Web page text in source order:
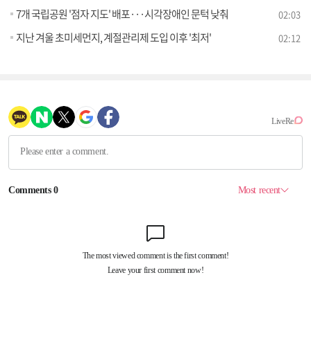
7개 국립공원 '점자 지도' 배포···시각장애인 문턱 낮춰 02:03
지난 겨울 초미세먼지, 계절관리제 도입 이후 '최저' 02:12